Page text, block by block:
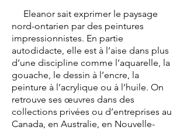
Eleanor sait exprimer le paysage
nord-ontarien par des peintures
impressionnistes. En partie
autodidacte, elle est à l’aise dans plus
d’une discipline comme l’aquarelle, la
gouache, le dessin à l’encre, la
peinture à l’acrylique ou à l’huile. On
retrouve ses œuvres dans des
collections privées ou d’entreprises au
Canada, en Australie, en Nouvelle-